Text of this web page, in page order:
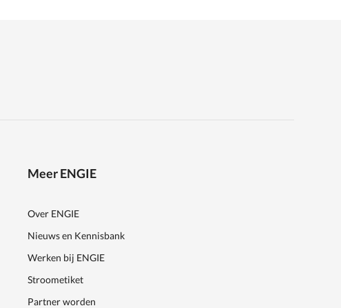
Meer ENGIE
Over ENGIE
Nieuws en Kennisbank
Werken bij ENGIE
Stroometiket
Partner worden